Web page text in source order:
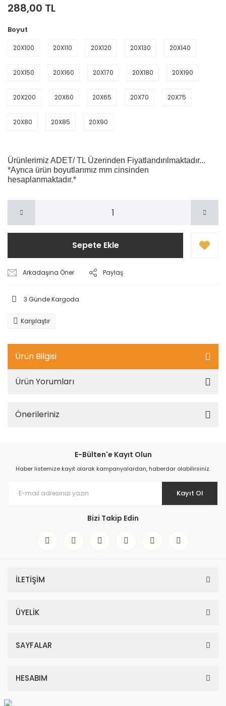
288,00 TL
Boyut
20X100 20X110 20X120 20X130 20X140
20X150 20X160 20X170 20X180 20X190
20X200 20X60 20X65 20X70 20X75
20X80 20X85 20X90
Ürünlerimiz ADET/ TL Üzerinden Fiyatlandırılmaktadır...
*Ayrıca ürün boyutlarımız mm cinsinden
hesaplanmaktadır.*
Sepete Ekle
Arkadaşına Öner Paylaş
3 Günde Kargoda
Karşılaştır
Ürün Bilgisi
Ürün Yorumları
Önerileriniz
E-Bülten'e Kayıt Olun
Haber listemize kayıt olarak kampanyalardan, haberdar olabilirsiniz.
Kayıt Ol
Bizi Takip Edin
İLETİŞİM
ÜYELİK
SAYFALAR
HESABIM